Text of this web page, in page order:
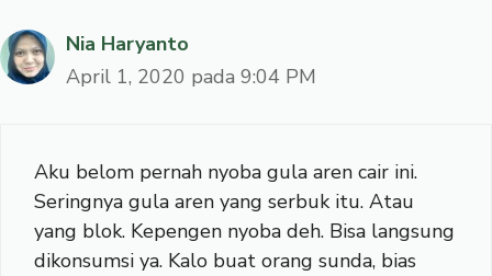
Nia Haryanto
April 1, 2020 pada 9:04 PM
Aku belom pernah nyoba gula aren cair ini.
Seringnya gula aren yang serbuk itu. Atau
yang blok. Kepengen nyoba deh. Bisa langsung
dikonsumsi ya. Kalo buat orang sunda, bias